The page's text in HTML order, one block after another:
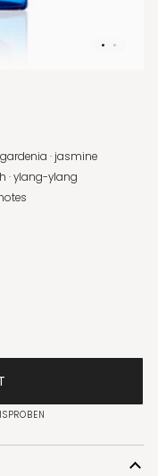
· jasmine
· ylang-ylang